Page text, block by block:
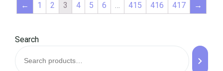
← 1 2 3 4 5 6 … 415 416 417 →
Search